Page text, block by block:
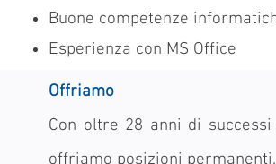
Buone competenze
Esperienza con MS Office
Offriamo
Con oltre 28 anni di